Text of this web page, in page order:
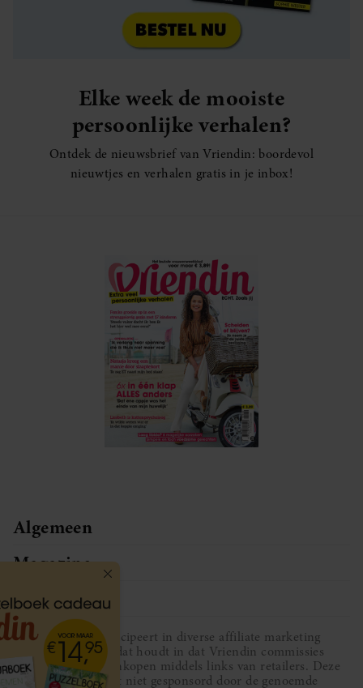
Elke week de mooiste
persoonlijke verhalen?
Ontdek de nieuwsbrief van Vriendin: boordevol
nieuwtjes en verhalen gratis in je inbox!
Algemeen
Magazine
Service
Vriendin participeert in diverse affiliate marketing
programma’s, dat houdt in dat Vriendin commissies
ontvangt voor aankopen middels links van retailers. Deze
website wordt niet gesponsord door de genoemde